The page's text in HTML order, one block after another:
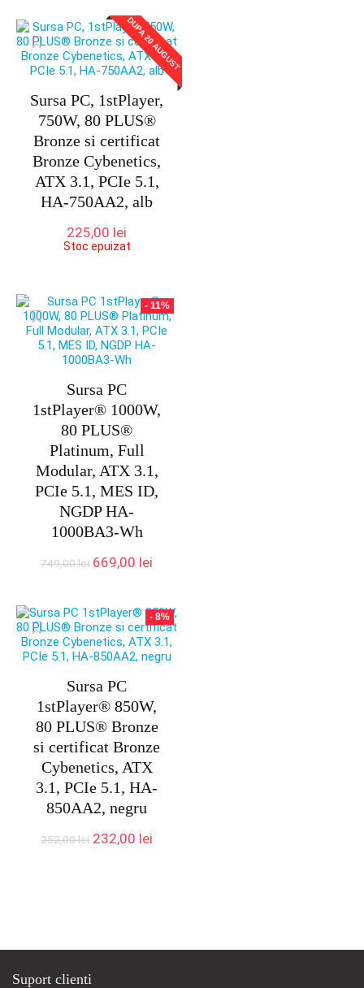
fost:
605,00 lei.
559,00 lei.
DUPA 20 AUGUST
Sursa PC, 1stPlayer,
750W, 80 PLUS®
Bronze si certificat
Bronze Cybenetics,
ATX 3.1, PCIe 5.1,
HA-750AA2, alb
225,00 lei
Stoc epuizat
- 11%
Sursa PC
1stPlayer® 1000W,
80 PLUS®
Platinum, Full
Modular, ATX 3.1,
PCIe 5.1, MES ID,
NGDP HA-
1000BA3-Wh
749,00lei Prețul
fost:
749,00 lei.
669,00 lei
669,00 lei.
- 8%
Sursa PC
1stPlayer® 850W,
80 PLUS® Bronze
si certificat Bronze
Cybenetics, ATX
3.1, PCIe 5.1, HA-
850AA2, negru
252,00lei Prețul
232,00 lei
Suport clienti